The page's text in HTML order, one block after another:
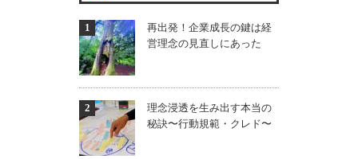
再出発！企業成長の鍵は経
営理念の見直しにあった
理念浸透を生み出す本当の
秘訣〜行動規範・クレド〜